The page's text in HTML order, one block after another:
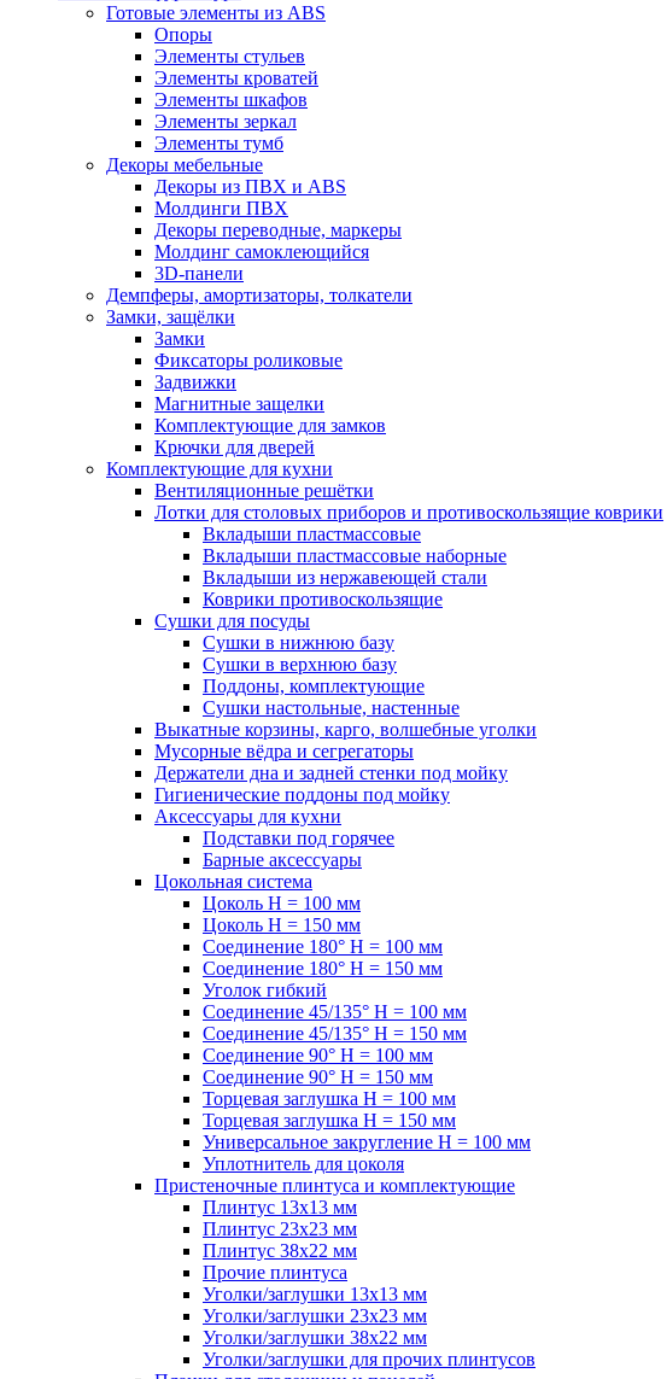
Готовые элементы из ABS
Опоры
Элементы стульев
Элементы кроватей
Элементы шкафов
Элементы зеркал
Элементы тумб
Декоры мебельные
Декоры из ПВХ и ABS
Молдинги ПВХ
Декоры переводные, маркеры
Молдинг самоклеющийся
3D-панели
Демпферы, амортизаторы, толкатели
Замки, защёлки
Замки
Фиксаторы роликовые
Задвижки
Магнитные защелки
Комплектующие для замков
Крючки для дверей
Комплектующие для кухни
Вентиляционные решётки
Лотки для столовых приборов и противоскользящие коврики
Вкладыши пластмассовые
Вкладыши пластмассовые наборные
Вкладыши из нержавеющей стали
Коврики противоскользящие
Сушки для посуды
Сушки в нижнюю базу
Сушки в верхнюю базу
Поддоны, комплектующие
Сушки настольные, настенные
Выкатные корзины, карго, волшебные уголки
Мусорные вёдра и сегрегаторы
Держатели дна и задней стенки под мойку
Гигиенические поддоны под мойку
Аксессуары для кухни
Подставки под горячее
Барные аксессуары
Цокольная система
Цоколь H = 100 мм
Цоколь H = 150 мм
Соединение 180° H = 100 мм
Соединение 180° H = 150 мм
Уголок гибкий
Соединение 45/135° H = 100 мм
Соединение 45/135° H = 150 мм
Соединение 90° H = 100 мм
Соединение 90° H = 150 мм
Торцевая заглушка H = 100 мм
Торцевая заглушка H = 150 мм
Универсальное закругление H = 100 мм
Уплотнитель для цоколя
Пристеночные плинтуса и комплектующие
Плинтус 13х13 мм
Плинтус 23х23 мм
Плинтус 38х22 мм
Прочие плинтуса
Уголки/заглушки 13х13 мм
Уголки/заглушки 23х23 мм
Уголки/заглушки 38х22 мм
Уголки/заглушки для прочих плинтусов